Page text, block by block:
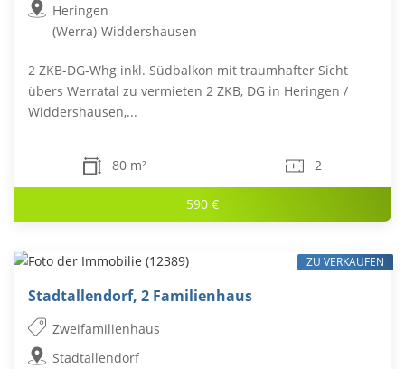
Heringen
(Werra)-Widdershausen
2 ZKB-DG-Whg inkl. Südbalkon mit traumhafter Sicht
übers Werratal zu vermieten 2 ZKB, DG in Heringen /
Widdershausen,...
80 m² 2
590 €
Stadtallendorf, 2 Familienhaus
Zweifamilienhaus
Stadtallendorf
ZU VERKAUFEN